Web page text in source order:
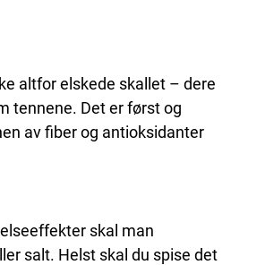
altfor elskede skallet – dere
tennene. Det er først og
av fiber og antioksidanter
skal man
salt. Helst skal du spise det